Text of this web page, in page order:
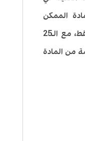
الممكن
ملاحظتها بـ2 الى 5 بالمئة فقط، مع الـ25
من المادة